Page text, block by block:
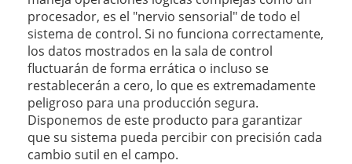
procesador, es el "nervio sensorial" de todo el
sistema de control. Si no funciona correctamente,
los datos mostrados en la sala de control
fluctuarán de forma errática o incluso se
restablecerán a cero, lo que es extremadamente
peligroso para una producción segura.
Disponemos de este producto para garantizar
que su sistema pueda percibir con precisión cada
cambio sutil en el campo.